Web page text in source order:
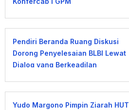
Pendiri Beranda Ruang Diskusi
Dorong Penyelesaian BLBI Lewat
Dialog yang Berkeadilan
Yudo Margono Pimpin Ziarah HUT